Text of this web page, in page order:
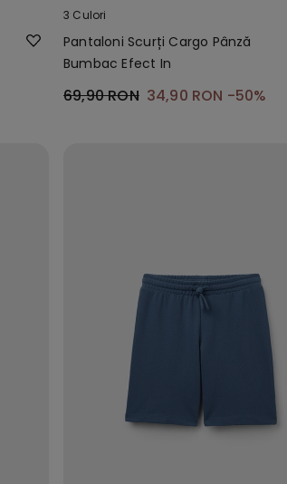
3 Culori
Pantaloni Scurți Cargo Pânză
Bumbac Efect In
69,90 RON 34,90 RON -50%